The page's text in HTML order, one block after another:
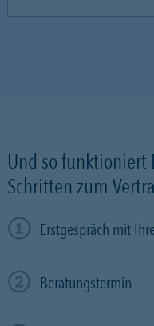
Und so funktioniert
Schritten zum
Erstgespräch mit
Beratungstermin